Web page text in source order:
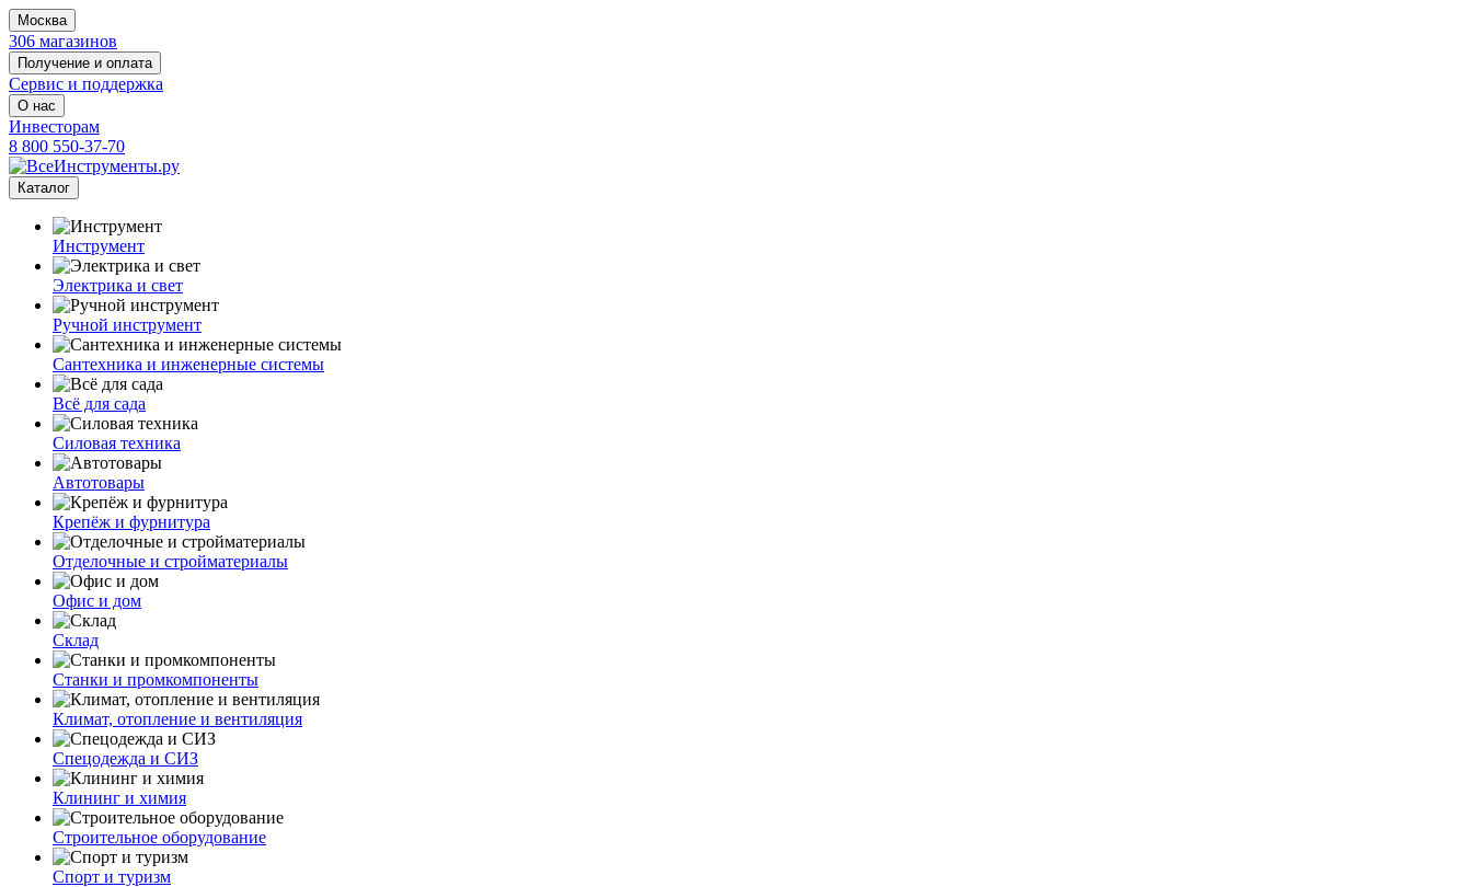
Москва
306 магазинов
Получение и оплата
Сервис и поддержка
О нас
Инвесторам
8 800 550-37-70
Каталог
Инструмент
Электрика и свет
Ручной инструмент
Сантехника и инженерные системы
Всё для сада
Силовая техника
Автотовары
Крепёж и фурнитура
Отделочные и стройматериалы
Офис и дом
Склад
Станки и промкомпоненты
Климат, отопление и вентиляция
Спецодежда и СИЗ
Клининг и химия
Строительное оборудование
Спорт и туризм